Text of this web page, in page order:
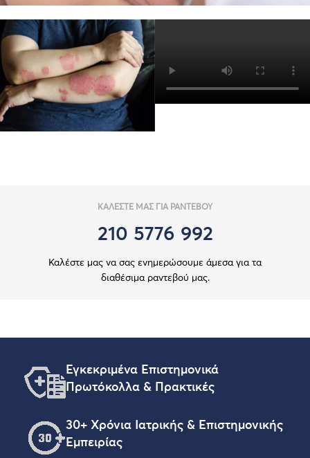
ΚΑΛΕΣΤΕ ΜΑΣ ΓΙΑ ΡΑΝΤΕΒΟΥ
210 5776 992
Καλέστε μας να σας ενημερώσουμε άμεσα για τα
διαθέσιμα ραντεβού μας.
Εγκεκριμένα Επιστημονικά
Πρωτόκολλα & Πρακτικές
30+ Χρόνια Ιατρικής & Επιστημονικής
Εμπειρίας